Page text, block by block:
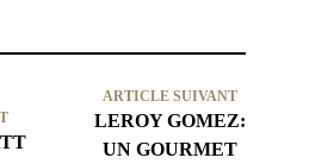
ARTICLE SUIVANT
LEROY GOMEZ:
UN GOURMET